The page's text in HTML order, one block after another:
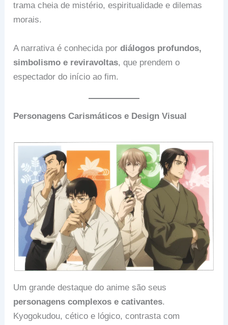
trama cheia de mistério, espiritualidade e dilemas
morais.
A narrativa é conhecida pordiálogos profundos,
simbolismo e reviravoltas, que prendem o
espectador do início ao fim.
Personagens Carismáticos e Design Visual
Um grande destaque do anime são seus
personagens complexos e cativantes.
Kyogokudou, cético e lógico, contrasta com